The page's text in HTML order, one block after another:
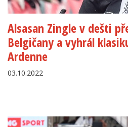
Alsasan Zingle v dešti
Belgičany a vyhrál
Ardenne
03.10.2022